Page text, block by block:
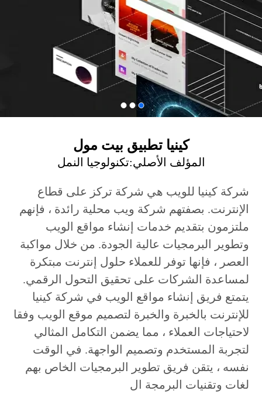
كينيا‎ تطبيق بيت مول
المؤلف الأصلي:تكنولوجيا النمل
شركة كينيا للويب هي شركة تركز على قطاع
الإنترنت. بصفتهم شركة ويب محلية رائدة ، فإنهم
ملتزمون بتقديم خدمات إنشاء مواقع الويب
وتطوير البرمجيات عالية الجودة. من خلال مواكبة
العصر ، فإنها توفر للعملاء حلول إنترنت مبتكرة
لمساعدة الشركات على تحقيق التحول الرقمي.
يتمتع فريق إنشاء مواقع الويب في شركة كينيا
للإنترنت بالخبرة والخبرة لتصميم موقع الويب وفقا
لاحتياجات العملاء ، مما يضمن التكامل المثالي
لتجربة المستخدم وتصميم الواجهة. في الوقت
نفسه ، يتقن فريق تطوير البرمجيات الخاص بهم
لغات وتقنيات البرمجة ال